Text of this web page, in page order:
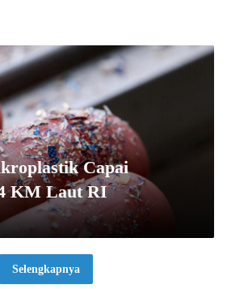
Capai
KM Laut RI
Selengkapnya